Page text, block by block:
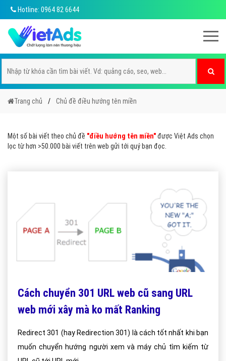
Hotline: 0964 82 6644
Trang chủ Chủ đề điều hướng tên miền
Một số bài viết theo chủ đề "điều hướng tên miền"được Việt Ads chọn
lọc từ hơn >50.000 bài viết trên web gửi tới quý bạn đọc.
Cách chuyển 301 URL web cũ sang URL
web mới xây mà ko mất Ranking
Redirect 301 (hay Redirection 301) là cách tốt nhất khi bạn
muốn chuyển hướng người xem và máy chủ tìm kiếm từ